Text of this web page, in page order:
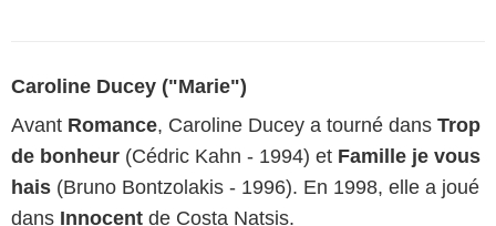
Caroline Ducey ("Marie")
Avant Romance, Caroline Ducey a tourné dans Trop
de bonheur (Cédric Kahn - 1994) et Famille je vous
hais (Bruno Bontzolakis - 1996). En 1998, elle a joué
dans Innocent de Costa Natsis.